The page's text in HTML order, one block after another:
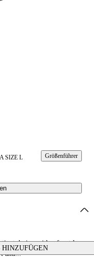
SIZE L Größenführer
HINZUFÜGEN
design with a front logo
and...